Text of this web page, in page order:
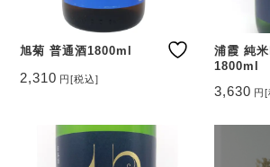
旭菊 普通酒1800ml
2,310 円[税込]
浦霞 純
1800ml
3,630 円[